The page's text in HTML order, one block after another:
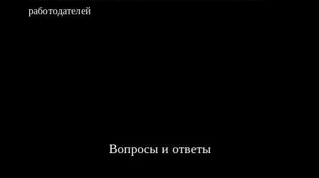
работодателей
Вопросы и ответы